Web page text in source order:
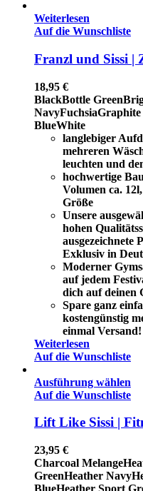
Weiterlesen
Auf die Wunschliste
Franzl und Sissi |
18,95 €
BlackBottle Green
NavyFuchsiaGraphite
BlueWhite
langlebiger
mehreren
leuchten und
hochwertige
Volumen ca.
Größe
Unsere
hohen
ausgezeichnete
Exklusiv in
Moderner
auf jedem
dich auf deinen
Spare ganz
kostengünstig
einmal Versand!
Weiterlesen
Auf die Wunschliste
Ausführung wählen
Auf die Wunschliste
Lift Like Sissi |
23,95 €
Charcoal Melange
GreenHeather Navy
BlueHeather Sport